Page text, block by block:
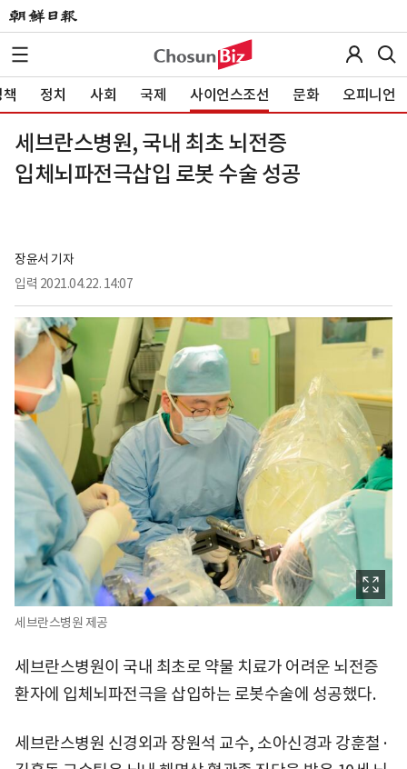
정치 사회 국제 사이언스조선 문화 오피니언
세브란스병원, 국내 최초 뇌전증
입체뇌파전극삽입 로봇 수술 성공
장윤서 기자
입력 2021.04.22. 14:07
세브란스병원 제공
세브란스병원이 국내 최초로 약물 치료가 어려운 뇌전증
환자에 입체뇌파전극을 삽입하는 로봇수술에 성공했다.
세브란스병원 신경외과 장원석 교수, 소아신경과 강훈철·